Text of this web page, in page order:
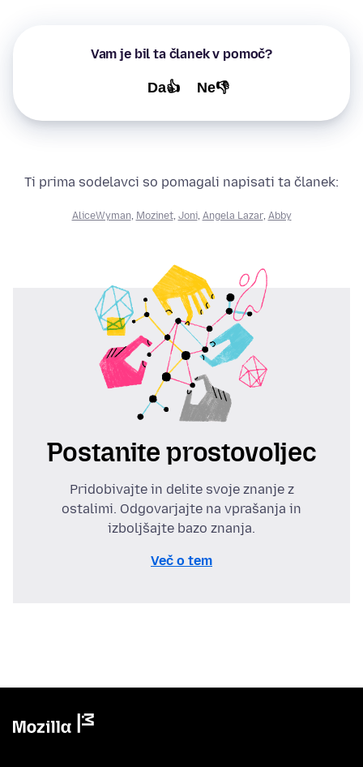
Vam je bil ta članek v pomoč?
Da👍 Ne👎
Ti prima sodelavci so pomagali napisati ta članek:
AliceWyman, Mozinet, Joni, Angela Lazar, Abby
Postanite prostovoljec
Pridobivajte in delite svoje znanje z
ostalimi. Odgovarjajte na vprašanja in
izboljšajte bazo znanja.
Več o tem